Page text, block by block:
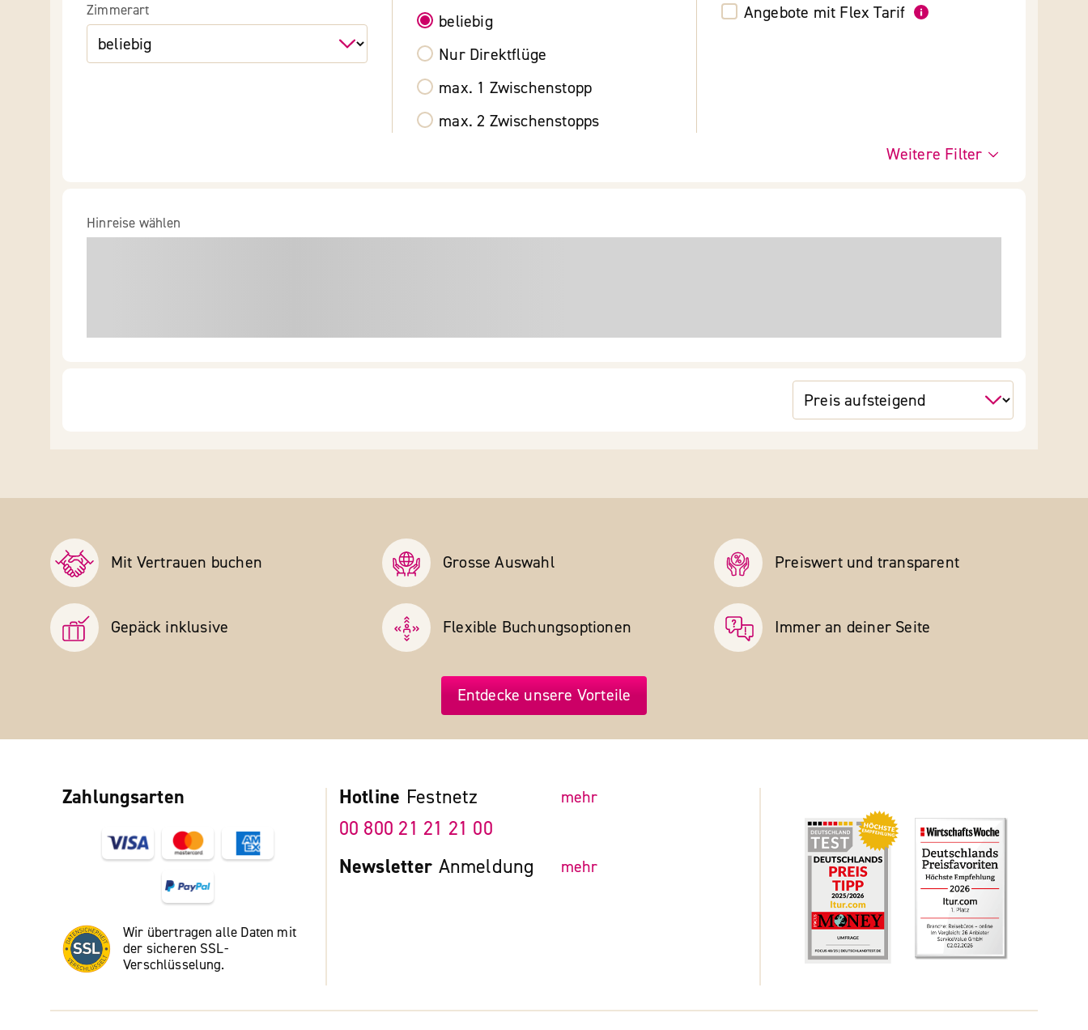
Zimmerart
beliebig
Nur Direktflüge
max. 1 Zwischenstopp
max. 2 Zwischenstopps
Angebote mit Flex Tarif
Weitere Filter
Hinreise wählen
Mit Vertrauen buchen Grosse Auswahl Preiswert und transparent
Gepäck inklusive Flexible Buchungs­optionen Immer an deiner Seite
Entdecke unsere Vorteile
Zahlungsarten
Wir übertragen alle Daten mit
der sicheren SSL-
Verschlüsselung.
Hotline Festnetz mehr
00 800 21 21 21 00
Newsletter Anmeldung mehr